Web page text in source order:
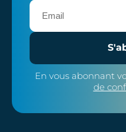
En vous abonnant
de